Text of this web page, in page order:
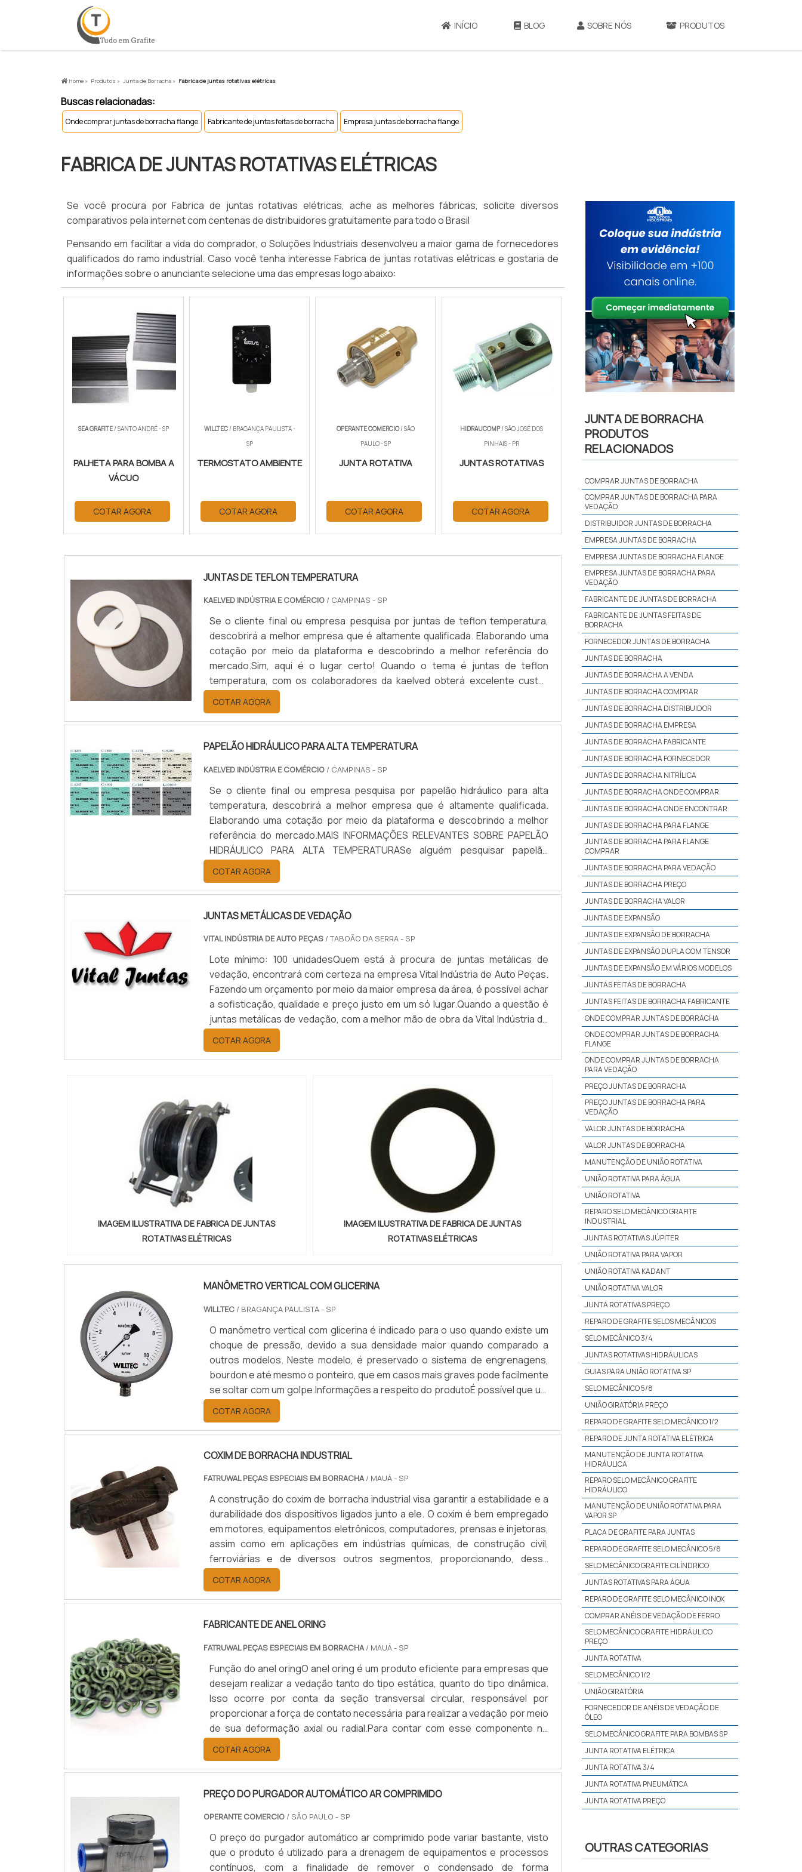
INÍCIO BLOG SOBRE NÓS PRODUTOS
Home » Produtos » Junta de Borracha » Fabrica de juntas rotativas elétricas
Buscas relacionadas:
Onde comprar juntas de borracha flange Fabricante de juntas feitas de borracha Empresa juntas de borracha flange
FABRICA DE JUNTAS ROTATIVAS ELÉTRICAS
Se você procura por Fabrica de juntas rotativas elétricas, ache as melhores fábricas, solicite diversos
comparativos pela internet com centenas de distribuidores gratuitamente para todo o Brasil
Pensando em facilitar a vida do comprador, o Soluções Industriais desenvolveu a maior gama de fornecedores
qualificados do ramo industrial. Caso você tenha interesse Fabrica de juntas rotativas elétricas e gostaria de
informações sobre o anunciante selecione uma das empresas logo abaixo:
SEA GRAFITE/ SANTO ANDRÉ - SP
PALHETA PARA BOMBA A
VÁCUO
COTAR AGORA
WILLTEC/ BRAGANÇA PAULISTA -
SP
TERMOSTATO AMBIENTE
COTAR AGORA
OPERANTE COMERCIO/ SÃO
PAULO - SP
JUNTA ROTATIVA
COTAR AGORA
HIDRAUCOMP/ SÃO JOSÉ DOS
PINHAIS - PR
JUNTAS ROTATIVAS
COTAR AGORA
JUNTAS DE TEFLON TEMPERATURA
KAELVED INDÚSTRIA E COMÉRCIO / CAMPINAS - SP
Se o cliente final ou empresa pesquisa por juntas de teflon temperatura,
descobrirá a melhor empresa que é altamente qualificada. Elaborando uma
cotação por meio da plataforma e descobrindo a melhor referência do
mercado.Sim, aqui é o lugar certo! Quando o tema é juntas de teflon
temperatura, com os colaboradores da kaelved obterá excelente custo-
benefício com assessoria técnica especializada.UM POUCO MAIS SOBRE
JUNTAS DE TEFLON TEMPERA...
COTAR AGORA
PAPELÃO HIDRÁULICO PARA ALTA TEMPERATURA
KAELVED INDÚSTRIA E COMÉRCIO / CAMPINAS - SP
Se o cliente final ou empresa pesquisa por papelão hidráulico para alta
temperatura, descobrirá a melhor empresa que é altamente qualificada.
Elaborando uma cotação por meio da plataforma e descobrindo a melhor
referência do mercado.MAIS INFORMAÇÕES RELEVANTES SOBRE PAPELÃO
HIDRÁULICO PARA ALTA TEMPERATURASe alguém pesquisar papelão
hidráulico para alta temperatura encontra na internet a kaelved. Uma
empresa com alto know-how em laudos ...
COTAR AGORA
JUNTAS METÁLICAS DE VEDAÇÃO
VITAL INDÚSTRIA DE AUTO PEÇAS / TABOÃO DA SERRA - SP
Lote mínimo: 100 unidadesQuem está à procura de juntas metálicas de
vedação, encontrará com certeza na empresa Vital Indústria de Auto Peças.
Fazendo um orçamento por meio da maior empresa da área, é possível achar
a sofisticação, qualidade e preço justo em um só lugar.Quando a questão é
juntas metálicas de vedação, com a melhor mão de obra da Vital Indústria de
Auto Peças, o cliente receberá ótima qualidade com responsabilidade
ambient...
COTAR AGORA
IMAGEM ILUSTRATIVA DE FABRICA DE JUNTAS
ROTATIVAS ELÉTRICAS
IMAGEM ILUSTRATIVA DE FABRICA DE JUNTAS
ROTATIVAS ELÉTRICAS
MANÔMETRO VERTICAL COM GLICERINA
WILLTEC/ BRAGANÇA PAULISTA - SP
O manômetro vertical com glicerina é indicado para o uso quando existe um
choque de pressão, devido a sua densidade maior quando comparado a
outros modelos. Neste modelo, é preservado o sistema de engrenagens,
bourdon e até mesmo o ponteiro, que em casos mais graves pode facilmente
se soltar com um golpe.Informações a respeito do produtoÉ possível que um
manômetro comum torne-se um manômetro vertical, basta que sua caixa
seja hermeticamente fechada e vedada, para que não ocorra vazamento
devido .
COTAR AGORA
COXIM DE BORRACHA INDUSTRIAL
FATRUWAL PEÇAS ESPECIAIS EM BORRACHA/ MAUÁ - SP
A construção do coxim de borracha industrial visa garantir a estabilidade e a
durabilidade dos dispositivos ligados junto a ele. O coxim é bem empregado
em motores, equipamentos eletrônicos, computadores, prensas e injetoras,
assim como em aplicações em indústrias químicas, de construção civil,
ferroviárias e de diversos outros segmentos, proporcionando, dessa
maneira, variados modos de utilização.O produto é um modelo de
amortecedor que possui diversos tamanhos e tem como principal função
neutr.
COTAR AGORA
FABRICANTE DE ANEL ORING
FATRUWAL PEÇAS ESPECIAIS EM BORRACHA/ MAUÁ - SP
Função do anel oringO anel oring é um produto eficiente para empresas que
desejam realizar a vedação tanto do tipo estática, quanto do tipo dinâmica.
Isso ocorre por conta da seção transversal circular, responsável por
proporcionar a força de contato necessária para realizar a vedação por meio
de sua deformação axial ou radial.Para contar com esse componente no
tamanho e na composição certa para cada tipo de aplicação, é preciso
contar com um fabricante de anel oring especializado.Importância do.
COTAR AGORA
PREÇO DO PURGADOR AUTOMÁTICO AR COMPRIMIDO
OPERANTE COMERCIO/ SÃO PAULO - SP
O preço do purgador automático ar comprimido pode variar bastante, visto
que o produto é utilizado para a drenagem de equipamentos e processos
contínuos, com a finalidade de remover o condensado de forma
JUNTA DE BORRACHA
PRODUTOS
RELACIONADOS
COMPRAR JUNTAS DE BORRACHA
COMPRAR JUNTAS DE BORRACHA PARA
VEDAÇÃO
DISTRIBUIDOR JUNTAS DE BORRACHA
EMPRESA JUNTAS DE BORRACHA
EMPRESA JUNTAS DE BORRACHA FLANGE
EMPRESA JUNTAS DE BORRACHA PARA
VEDAÇÃO
FABRICANTE DE JUNTAS DE BORRACHA
FABRICANTE DE JUNTAS FEITAS DE
BORRACHA
FORNECEDOR JUNTAS DE BORRACHA
JUNTAS DE BORRACHA
JUNTAS DE BORRACHA A VENDA
JUNTAS DE BORRACHA COMPRAR
JUNTAS DE BORRACHA DISTRIBUIDOR
JUNTAS DE BORRACHA EMPRESA
JUNTAS DE BORRACHA FABRICANTE
JUNTAS DE BORRACHA FORNECEDOR
JUNTAS DE BORRACHA NITRÍLICA
JUNTAS DE BORRACHA ONDE COMPRAR
JUNTAS DE BORRACHA ONDE ENCONTRAR
JUNTAS DE BORRACHA PARA FLANGE
JUNTAS DE BORRACHA PARA FLANGE
COMPRAR
JUNTAS DE BORRACHA PARA VEDAÇÃO
JUNTAS DE BORRACHA PREÇO
JUNTAS DE BORRACHA VALOR
JUNTAS DE EXPANSÃO
JUNTAS DE EXPANSÃO DE BORRACHA
JUNTAS DE EXPANSÃO DUPLA COM TENSOR
JUNTAS DE EXPANSÃO EM VÁRIOS MODELOS
JUNTAS FEITAS DE BORRACHA
JUNTAS FEITAS DE BORRACHA FABRICANTE
ONDE COMPRAR JUNTAS DE BORRACHA
ONDE COMPRAR JUNTAS DE BORRACHA
FLANGE
ONDE COMPRAR JUNTAS DE BORRACHA
PARA VEDAÇÃO
PREÇO JUNTAS DE BORRACHA
PREÇO JUNTAS DE BORRACHA PARA
VEDAÇÃO
VALOR JUNTAS DE BORRACHA
VALOR JUNTAS DE BORRACHA
MANUTENÇÃO DE UNIÃO ROTATIVA
UNIÃO ROTATIVA PARA ÁGUA
UNIÃO ROTATIVA
REPARO SELO MECÂNICO GRAFITE
INDUSTRIAL
JUNTAS ROTATIVAS JÚPITER
UNIÃO ROTATIVA PARA VAPOR
UNIÃO ROTATIVA KADANT
UNIÃO ROTATIVA VALOR
JUNTA ROTATIVAS PREÇO
REPARO DE GRAFITE SELOS MECÂNICOS
SELO MECÂNICO 3/4
JUNTAS ROTATIVAS HIDRÁULICAS
GUIAS PARA UNIÃO ROTATIVA SP
SELO MECÂNICO 5/8
UNIÃO GIRATÓRIA PREÇO
REPARO DE GRAFITE SELO MECÂNICO 1/2
REPARO DE JUNTA ROTATIVA ELÉTRICA
MANUTENÇÃO DE JUNTA ROTATIVA
HIDRÁULICA
REPARO SELO MECÂNICO GRAFITE
HIDRÁULICO
MANUTENÇÃO DE UNIÃO ROTATIVA PARA
VAPOR SP
PLACA DE GRAFITE PARA JUNTAS
REPARO DE GRAFITE SELO MECÂNICO 5/8
SELO MECÂNICO GRAFITE CILÍNDRICO
JUNTAS ROTATIVAS PARA ÁGUA
REPARO DE GRAFITE SELO MECÂNICO INOX
COMPRAR ANÉIS DE VEDAÇÃO DE FERRO
SELO MECÂNICO GRAFITE HIDRÁULICO
PREÇO
JUNTA ROTATIVA
SELO MECÂNICO 1/2
UNIÃO GIRATÓRIA
FORNECEDOR DE ANÉIS DE VEDAÇÃO DE
ÓLEO
SELO MECÂNICO GRAFITE PARA BOMBAS SP
JUNTA ROTATIVA ELÉTRICA
JUNTA ROTATIVA 3/4
JUNTA ROTATIVA PNEUMÁTICA
JUNTA ROTATIVA PREÇO
MANUTENÇÃO DE UNIÃO GIRATÓRIA
OUTRAS CATEGORIAS